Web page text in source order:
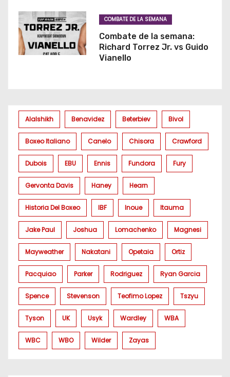
COMBATE DE LA SEMANA
Combate de la semana:
Richard Torrez Jr. vs Guido
Vianello
Alalshikh Benavidez Beterbiev Bivol
Boxeo Italiano Canelo Chisora Crawford
Dubois EBU Ennis Fundora Fury
Gervonta Davis Haney Hearn
Historia Del Boxeo IBF Inoue Itauma
Jake Paul Joshua Lomachenko Magnesi
Mayweather Nakatani Opetaia Ortiz
Pacquiao Parker Rodriguez Ryan Garcia
Spence Stevenson Teofimo Lopez Tszyu
Tyson UK Usyk Wardley WBA
WBC WBO Wilder Zayas